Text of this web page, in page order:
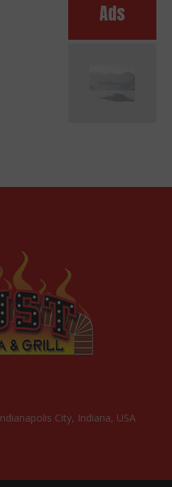
Ads
City, Indiana, USA